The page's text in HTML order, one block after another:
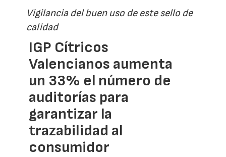
Vigilancia del buen uso de este sello de
calidad
IGP Cítricos
Valencianos aumenta
un 33% el número de
auditorías para
garantizar la
trazabilidad al
consumidor